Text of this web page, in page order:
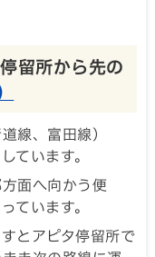
留所から先の
線、富田線）
ています。
面へ向かう便
ています。
とアピタ停留所で